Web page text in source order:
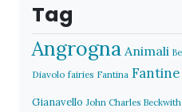
Tag
Angrogna Animali
Diavolo fairies Fantina Fantine
Gianavello John Charles Beckwith